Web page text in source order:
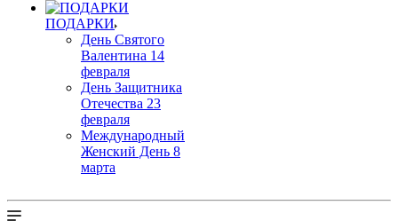
ПОДАРКИ
День Святого
Валентина 14
февраля
День Защитника
Отечества 23
февраля
Международный
Женский День 8
марта